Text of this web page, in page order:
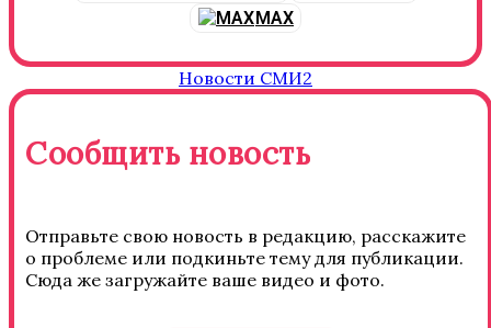
MAX
Новости СМИ2
Сообщить новость
Отправьте свою новость в редакцию, расскажите
о проблеме или подкиньте тему для публикации.
Сюда же загружайте ваше видео и фото.